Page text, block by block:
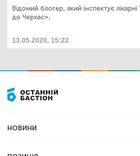
Відомий блогер, який інспектує
до Черкас».
13.05.2020, 15:22
НОВИНИ